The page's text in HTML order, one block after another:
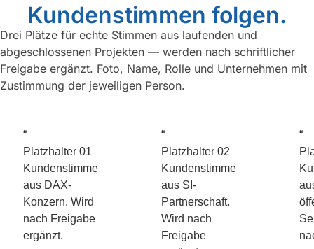
Kundenstimmen folgen.
Drei Plätze für echte Stimmen aus laufenden und
abgeschlossenen Projekten — werden nach schriftlicher
Freigabe ergänzt. Foto, Name, Rolle und Unternehmen mit
Zustimmung der jeweiligen Person.
“
Platzhalter 01
Kundenstimme
aus DAX-
Konzern. Wird
nach Freigabe
ergänzt.
“
Platzhalter 02
Kundenstimme
aus SI-
Partnerschaft.
Wird nach
Freigabe
“